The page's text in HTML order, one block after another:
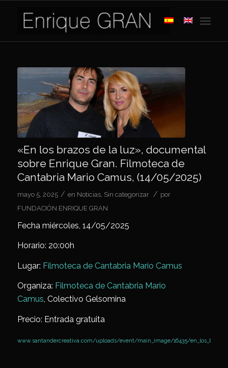
«En los brazos de la luz», documental
sobre Enrique Gran. Filmoteca de
Cantabria Mario Camus, (14/05/2025)
mayo 5, 2025 / en Noticias, Sin categorizar / por
FUNDACIÓN ENRIQUE GRAN
Fecha miércoles, 14/05/2025
Horario: 20:00h
Lugar: Filmoteca de Cantabria Mario Camus
Organiza: Filmoteca de Cantabria Mario
Camus, Colectivo Gelsomina
Precio: Entrada gratuita
www.santandercreativa.com/uploads/event/main_image/16435/